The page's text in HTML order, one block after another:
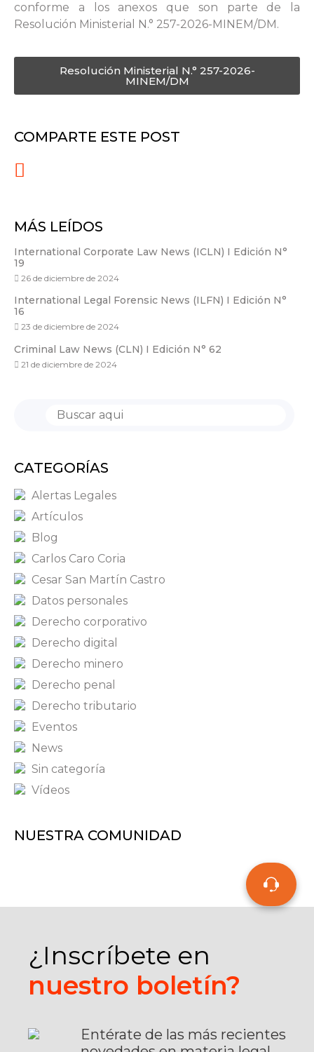
conforme a los anexos que son parte de la
Resolución Ministerial N.° 257-2026-MINEM/DM.
Resolución Ministerial N.° 257-2026-
MINEM/DM
COMPARTE ESTE POST
MÁS LEÍDOS
International Corporate Law News (ICLN) I Edición N°
19
26 de diciembre de 2024
International Legal Forensic News (ILFN) I Edición N°
16
23 de diciembre de 2024
Criminal Law News (CLN) I Edición N° 62
21 de diciembre de 2024
CATEGORÍAS
Alertas Legales
Artículos
Blog
Carlos Caro Coria
Cesar San Martín Castro
Datos personales
Derecho corporativo
Derecho digital
Derecho minero
Derecho penal
Derecho tributario
Eventos
News
Sin categoría
Vídeos
NUESTRA COMUNIDAD
¿Inscríbete en
nuestro boletín?
Entérate de las más recientes